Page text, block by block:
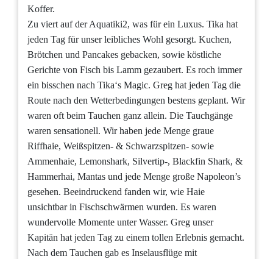
Koffer.
Zu viert auf der Aquatiki2, was für ein Luxus. Tika hat
jeden Tag für unser leibliches Wohl gesorgt. Kuchen,
Brötchen und Pancakes gebacken, sowie köstliche
Gerichte von Fisch bis Lamm gezaubert. Es roch immer
ein bisschen nach Tika‘s Magic. Greg hat jeden Tag die
Route nach den Wetterbedingungen bestens geplant. Wir
waren oft beim Tauchen ganz allein. Die Tauchgänge
waren sensationell. Wir haben jede Menge graue
Riffhaie, Weißspitzen- & Schwarzspitzen- sowie
Ammenhaie, Lemonshark, Silvertip-, Blackfin Shark, &
Hammerhai, Mantas und jede Menge große Napoleon’s
gesehen. Beeindruckend fanden wir, wie Haie
unsichtbar in Fischschwärmen wurden. Es waren
wundervolle Momente unter Wasser. Greg unser
Kapitän hat jeden Tag zu einem tollen Erlebnis gemacht.
Nach dem Tauchen gab es Inselausflüge mit